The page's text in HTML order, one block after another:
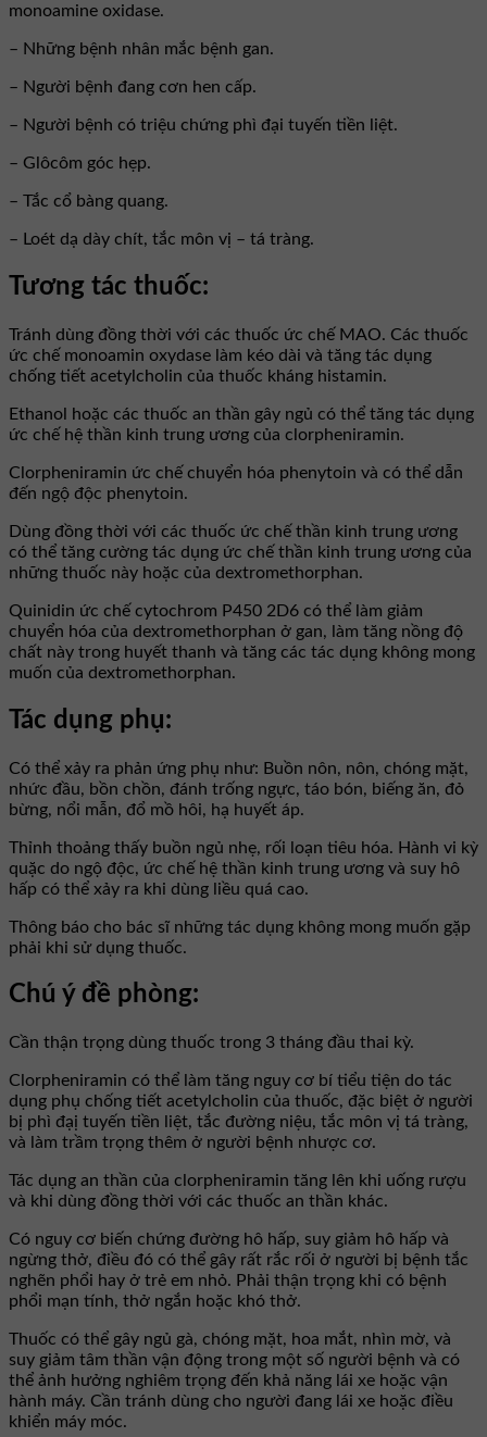
monoamine oxidase.
– Những bệnh nhân mắc bệnh gan.
– Người bệnh đang cơn hen cấp.
– Người bệnh có triệu chứng phì đại tuyến tiền liệt.
– Glôcôm góc hẹp.
– Tắc cổ bàng quang.
– Loét dạ dày chít, tắc môn vị – tá tràng.
Tương tác thuốc:
Tránh dùng đồng thời với các thuốc ức chế MAO. Các thuốc
ức chế monoamin oxydase làm kéo dài và tăng tác dụng
chống tiết acetylcholin của thuốc kháng histamin.
Ethanol hoặc các thuốc an thần gây ngủ có thể tăng tác dụng
ức chế hệ thần kinh trung ương của clorpheniramin.
Clorpheniramin ức chế chuyển hóa phenytoin và có thể dẫn
đến ngộ độc phenytoin.
Dùng đồng thời với các thuốc ức chế thần kinh trung ương
có thể tăng cường tác dụng ức chế thần kinh trung ương của
những thuốc này hoặc của dextromethorphan.
Quinidin ức chế cytochrom P450 2D6 có thể làm giảm
chuyển hóa của dextromethorphan ở gan, làm tăng nồng độ
chất này trong huyết thanh và tăng các tác dụng không mong
muốn của dextromethorphan.
Tác dụng phụ:
Có thể xảy ra phản ứng phụ như: Buồn nôn, nôn, chóng mặt,
nhức đầu, bồn chồn, đánh trống ngực, táo bón, biếng ăn, đỏ
bừng, nổi mẫn, đổ mồ hôi, hạ huyết áp.
Thỉnh thoảng thấy buồn ngủ nhẹ, rối loạn tiêu hóa. Hành vi kỳ
quặc do ngộ độc, ức chế hệ thần kinh trung ương và suy hô
hấp có thể xảy ra khi dùng liều quá cao.
Thông báo cho bác sĩ những tác dụng không mong muốn gặp
phải khi sử dụng thuốc.
Chú ý đề phòng:
Cần thận trọng dùng thuốc trong 3 tháng đầu thai kỳ.
Clorpheniramin có thể làm tăng nguy cơ bí tiểu tiện do tác
dụng phụ chống tiết acetylcholin của thuốc, đặc biệt ở người
bị phì đạị tuyến tiền liệt, tắc đường niệu, tắc môn vị tá tràng,
và làm trầm trọng thêm ở người bệnh nhược cơ.
Tác dụng an thần của clorpheniramin tăng lên khi uống rượu
và khi dùng đồng thời với các thuốc an thần khác.
Có nguy cơ biến chứng đường hô hấp, suy giảm hô hấp và
ngừng thở, điều đó có thể gây rất rắc rối ở người bị bệnh tắc
nghẽn phổi hay ở trẻ em nhỏ. Phải thận trọng khi có bệnh
phổi mạn tính, thở ngắn hoặc khó thở.
Thuốc có thể gây ngủ gà, chóng mặt, hoa mắt, nhìn mờ, và
suy giảm tâm thần vận động trong một số người bệnh và có
thể ảnh hưởng nghiêm trọng đến khả năng lái xe hoặc vận
hành máy. Cần tránh dùng cho người đang lái xe hoặc điều
khiển máy móc.